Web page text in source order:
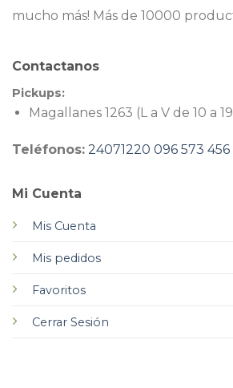
mucho más! Más de 10000
Mi Cuenta
Mis Cuenta
Mis pedidos
Favoritos
Cerrar Sesión
Contactanos
Pickups:
Magallanes 1263 (L a V de 10 a
Teléfonos: 24071220 096 573 456